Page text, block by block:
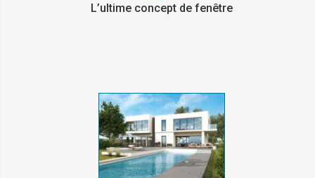
L’ultime concept de fenêtre